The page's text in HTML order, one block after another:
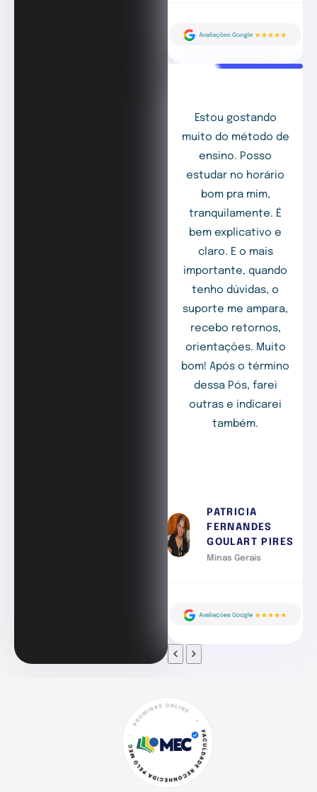
Estou gostando
muito do método de
ensino. Posso
estudar no horário
bom pra mim,
tranquilamente. É
bem explicativo e
claro. E o mais
importante, quando
tenho dúvidas, o
suporte me ampara,
recebo retornos,
orientações. Muito
bom! Após o término
dessa Pós, farei
outras e indicarei
também.
PATRICIA
FERNANDES
GOULART PIRES
Minas Gerais